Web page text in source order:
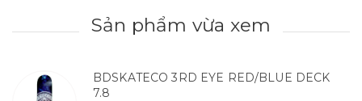
Sản phẩm vừa xem
BDSKATECO 3RD EYE RED/BLUE DECK
7.8